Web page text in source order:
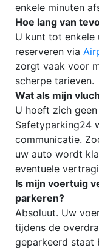
enkele minuten
Hoe lang van
U kunt tot
reserveren via
zorgt vaak voor
scherpe tarieven.
Wat als mijn
U hoeft zich
Safetyparking24
communicatie.
uw auto wordt
eventuele
Is mijn voertuig
parkeren?
Absoluut. Uw
tijdens de
geparkeerd staat